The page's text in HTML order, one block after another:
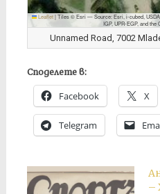
Leaflet |Tiles © Esri — Source: Esri, i-cubed,
IGP, UPR-EGP, and the
Unnamed Road, 7002
Споделете в:
Facebook X
Telegram
–